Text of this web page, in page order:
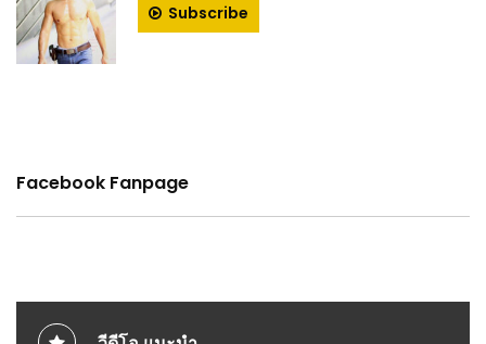
Subscribe
Facebook Fanpage